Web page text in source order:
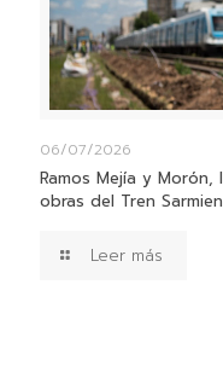
06/07/2026
Ramos Mejía y
obras del Tren
Leer más